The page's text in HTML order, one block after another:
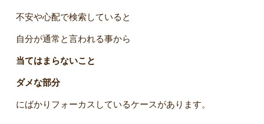
不安や心配で検索していると
自分が通常と言われる事から
当てはまらないこと
ダメな部分
にばかりフォーカスしているケースがあります。